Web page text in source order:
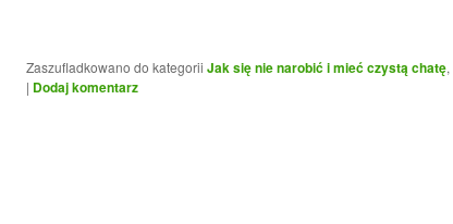
Zaszufladkowano do kategorii Jak się nie narobić i mieć czystą chatę,
| Dodaj komentarz